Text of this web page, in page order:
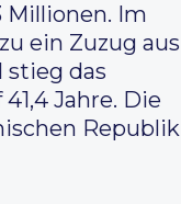
Millionen. Im
ein Zuzug aus
stieg das
Jahre. Die
Republik